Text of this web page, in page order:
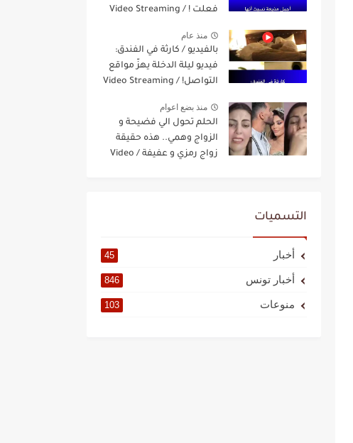
فعلت ! / Video Streaming
منذ عام
بالفيديو / كارثة في الفندق:
فيديو ليلة الدخلة يهزّ مواقع
التواصل! / Video Streaming
منذ بضع اعوام
الحلم تحول الي فضيحة و
الزواج وهمي.. هذه حقيقة
زواج رمزي و عفيفة / Video
التسميات
أخبار 45
أخبار تونس 846
منوعات 103